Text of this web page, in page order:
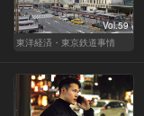
Vol.59
東洋経済・東京鉄道事情